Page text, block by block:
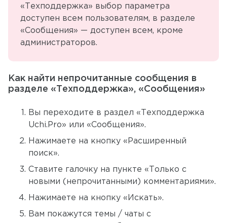
«Техподдержка» выбор параметра
доступен всем пользователям, в разделе
«Сообщения» — доступен всем, кроме
администраторов.
Как найти непрочитанные сообщения в
разделе «Техподдержка», «Сообщения»
Вы переходите в раздел «Техподдержка
Uchi.Pro» или «Сообщения».
Нажимаете на кнопку «Расширенный
поиск».
Ставите галочку на пункте «Только с
новыми (непрочитанными) комментариями».
Нажимаете на кнопку «Искать».
Вам покажутся темы / чаты с